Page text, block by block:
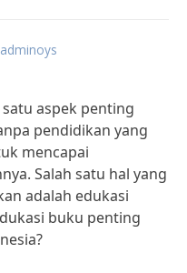
adminoys
aspek penting
pendidikan yang
mencapai
Salah satu hal yang
adalah edukasi
buku penting